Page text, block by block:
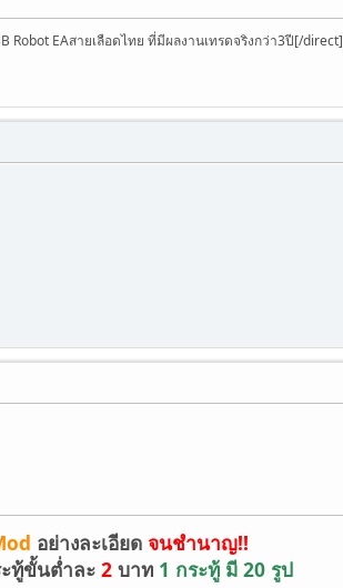
Robot EAสายเลือดไทย ที่มีผลงานเทรดจริงกว่า3ปี[/direct]
อย่างละเอียด จนชำนาญ!!
ทู้ขั้นต่ำละ 2 บาท 1 กระทู้ มี 20 รูป